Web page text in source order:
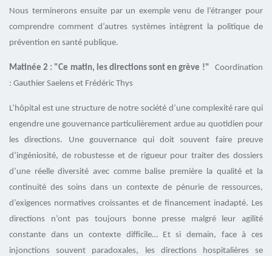
Nous terminerons ensuite par un exemple venu de l’étranger pour
comprendre comment d’autres systèmes intègrent la politique de
prévention en santé publique.
Matinée 2 : "Ce matin, les directions sont en grève !"Coordination
: Gauthier Saelens et Frédéric Thys
L’hôpital est une structure de notre société d’une complexité rare qui
engendre une gouvernance particulièrement ardue au quotidien pour
les directions. Une gouvernance qui doit souvent faire preuve
d’ingéniosité, de robustesse et de rigueur pour traiter des dossiers
d’une réelle diversité avec comme balise première la qualité et la
continuité des soins dans un contexte de pénurie de ressources,
d’exigences normatives croissantes et de financement inadapté. Les
directions n’ont pas toujours bonne presse malgré leur agilité
constante dans un contexte difficile… Et si demain, face à ces
injonctions souvent paradoxales, les directions hospitalières se